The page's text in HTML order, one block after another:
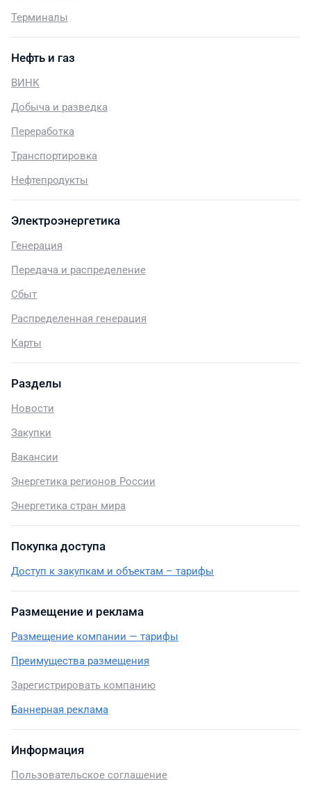
Терминалы
Нефть и газ
ВИНК
Добыча и разведка
Переработка
Транспортировка
Нефтепродукты
Электроэнергетика
Генерация
Передача и распределение
Сбыт
Распределенная генерация
Карты
Разделы
Новости
Закупки
Вакансии
Энергетика регионов России
Энергетика стран мира
Покупка доступа
Доступ к закупкам и объектам – тарифы
Размещение и реклама
Размещение компании — тарифы
Преимущества размещения
Зарегистрировать компанию
Баннерная реклама
Информация
Пользовательское соглашение